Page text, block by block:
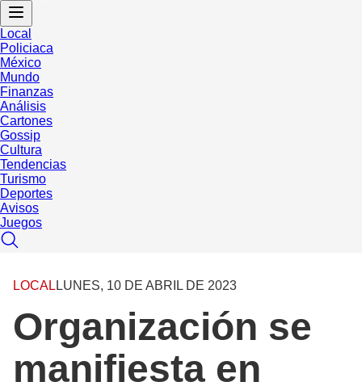
Local
Policiaca
México
Mundo
Finanzas
Análisis
Cartones
Gossip
Cultura
Tendencias
Turismo
Deportes
Avisos
Juegos
LOCAL LUNES, 10 DE ABRIL DE 2023
Organización se
manifiesta en